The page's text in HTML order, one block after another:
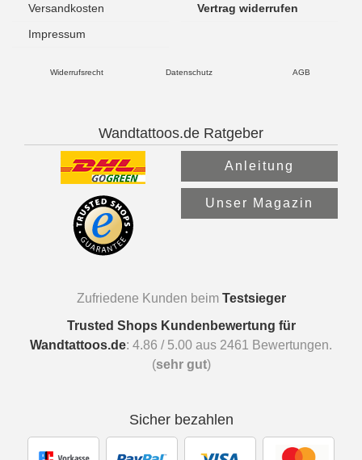
Versandkosten
Vertrag widerrufen
Impressum
Widerrufsrecht Datenschutz AGB
Wandtattoos.de Ratgeber
Anleitung
Unser Magazin
Zufriedene Kunden beim Testsieger
Trusted Shops Kundenbewertung für
Wandtattoos.de: 4.86 / 5.00 aus 2461
Bewertungen.
(sehr gut)
Sicher bezahlen